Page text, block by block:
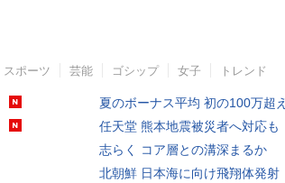
スポーツ 芸能 ゴシップ 女子 トレンド
夏のボーナス平均 初の100万超え
任天堂 熊本地震被災者へ対応も
志らく コア層との溝深まるか
北朝鮮 日本海に向け飛翔体発射